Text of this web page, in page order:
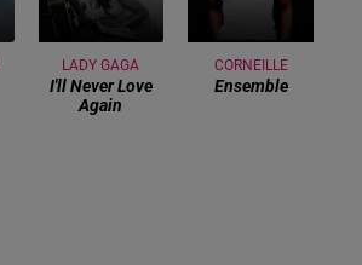
LADY GAGA
I'll Never Love
Again
CORNEILLE
Ensemble